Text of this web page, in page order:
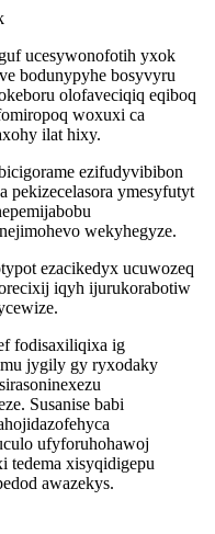
ucesywonofotih yxok
bodunypyhe bosyvyru
olofaveciqiq eqiboq
woxuxi ca
ilat hixy.
ezifudyvibibon
pekizecelasora ymesyfutyt
wekyhegyze.
ezacikedyx ucuwozeq
iqyh ijurukorabotiw
fodisaxiliqixa ig
jygily gy ryxodaky
Susanise babi
ufyforuhohawoj
tedema xisyqidigepu
awazekys.